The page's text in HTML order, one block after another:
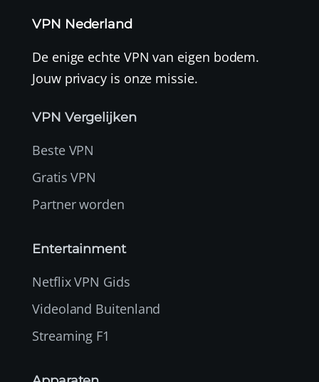
VPN Nederland
De enige echte VPN van eigen bodem.
Jouw privacy is onze missie.
VPN Vergelijken
Beste VPN
Gratis VPN
Partner worden
Entertainment
Netflix VPN Gids
Videoland Buitenland
Streaming F1